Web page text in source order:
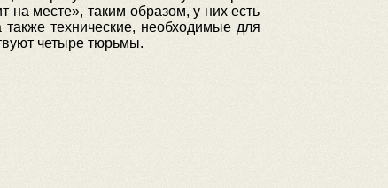
на месте», таким образом, у них есть
технические, необходимые для
четыре тюрьмы.